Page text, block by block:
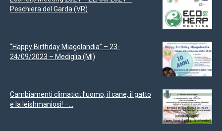
Peschiera del Garda (VR)
“Happy Birthday Miagolandia” – 23-
24/09/2023 – Mediglia (MI)
Cambiamenti climatici: l’uomo, il cane, il gatto
e la leishmaniosi! –...